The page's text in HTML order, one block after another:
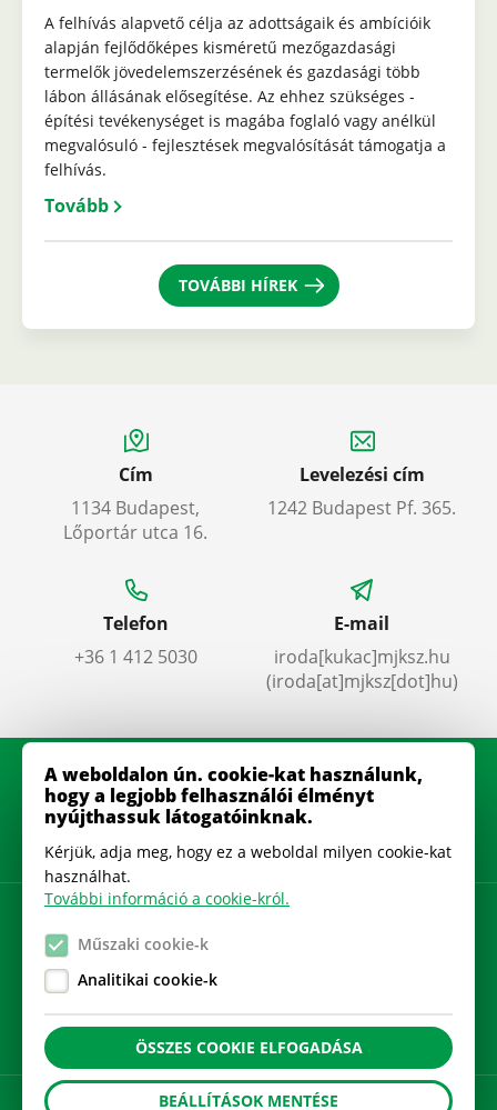
A felhívás alapvető célja az adottságaik és ambícióik
alapján fejlődőképes kisméretű mezőgazdasági
termelők jövedelemszerzésének és gazdasági több
lábon állásának elősegítése. Az ehhez szükséges -
építési tevékenységet is magába foglaló vagy anélkül
megvalósuló - fejlesztések megvalósítását támogatja a
felhívás.
Tovább
TOVÁBBI HÍREK
Cím
1134 Budapest,
Lőportár utca 16.
Levelezési cím
1242 Budapest Pf. 365.
Telefon
+36 1 412 5030
E-mail
iroda[kukac]mjksz.hu
(iroda[at]mjksz[dot]hu)
Gyakran Ismételt Kérdések
Cookie beállítások
A weboldalon ún. cookie-kat használunk,
hogy a legjobb felhasználói élményt
nyújthassuk látogatóinknak.
Kérjük, adja meg, hogy ez a weboldal milyen cookie-kat
használhat.
További információ a cookie-król.
Műszaki cookie-k
Analitikai cookie-k
BEÁLLÍTÁSOK MENTÉSE
ÖSSZES COOKIE ELFOGADÁSA